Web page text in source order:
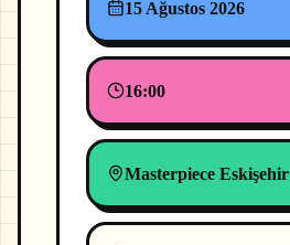
15 Ağustos 2026
16:00
Masterpiece Eskişehir